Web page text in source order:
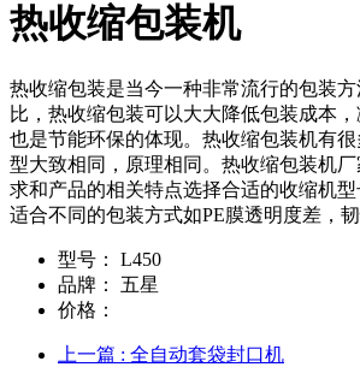
热收缩包装机
热收缩包装是当今一种非常流行的包装
比，热收缩包装可以大大降低包装成本，
也是节能环保的体现。热收缩包装机有
型大致相同，原理相同。热收缩包装机
求和产品的相关特点选择合适的收缩机
适合不同的包装方式如PE膜透明度差，
型号：
L450
品牌：
五星
价格：
上一篇 : 全自动套袋封口机